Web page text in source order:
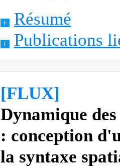
Résumé
Publications
[FLUX]
Dynamique
: conception
la syntaxe